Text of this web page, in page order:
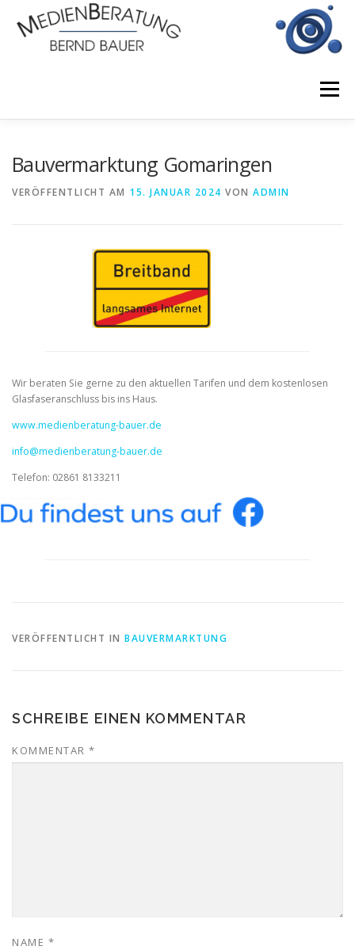
Inhalt
springen
Menü
DATENSCHUTZERKLÄRUNG
NEWS UND PROJEKTE PARTNER
Bauvermarktung Gomaringen
VERÖFFENTLICHT AM 15. JANUAR 2024 VON ADMIN
Wir beraten Sie gerne zu den aktuellen Tarifen und dem kostenlosen
Glasfaseranschluss bis ins Haus.
www.medienberatung-bauer.de
info@medienberatung-bauer.de
Telefon: 02861 8133211
VERÖFFENTLICHT IN BAUVERMARKTUNG
SCHREIBE EINEN KOMMENTAR
KOMMENTAR *
NAME *